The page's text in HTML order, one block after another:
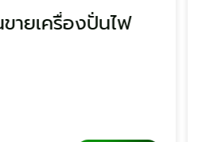
ขายเครื่องปั่นไฟ